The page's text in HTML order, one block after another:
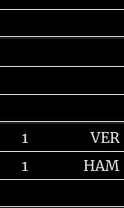
1 VER
1
HAM